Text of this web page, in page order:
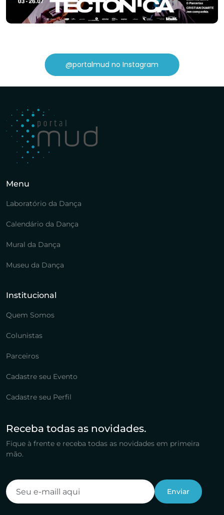
@portalmud no Instagram
Menu
Laboratório da Dança
Calendário da Dança
Mural da Dança
Museu da Dança
Institucional
Quem Somos
Colunistas
Parceiros
Cadastre seu Evento
Cadastre seu Perfil
Receba todas as novidades.
Fique à frente e receba todas as novidades em primeira
mão.